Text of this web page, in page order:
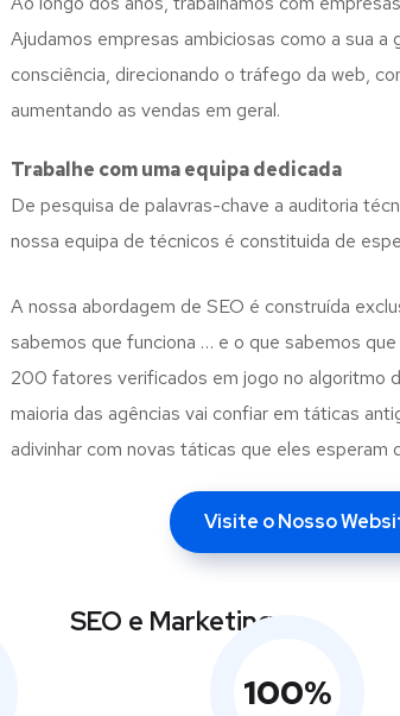
Ajudamos empresas ambiciosas como a sua a
consciência, direcionando o tráfego da web,
aumentando as vendas em geral.
Trabalhe com umaequipa dedicada
De pesquisa de palavras-chave a auditoria
nossa equipa de técnicos é constituida de
A nossa abordagem de SEO é construída
sabemos que funciona … e o que sabemos
200 fatores verificados em jogo no algoritmo
maioria das agências vai confiar em táticas
adivinhar com novas táticas que eles esperam
Visite o Nosso
100%
SEO e Marketing